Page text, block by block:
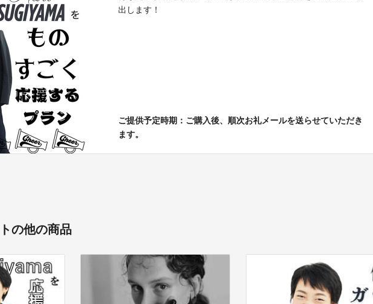
出します！
ご提供予定時期：ご購入後、順次お礼メールを送らせていただき
ます。
の他の商品